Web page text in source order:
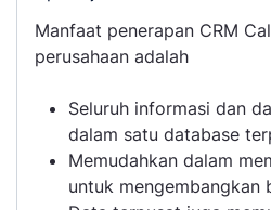
Manfaat penerapan CRM
perusahaan adalah
Seluruh informasi dan
dalam satu database
Memudahkan dalam
untuk mengembangkan